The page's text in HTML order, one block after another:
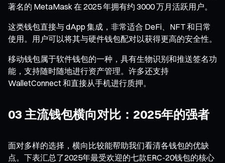
著名的 MetaMask 在 2025 年拥有约 3000 万月活跃用户。
这类钱包直接与 dApp 集成，非常适合 DeFi、NFT 和日常
使用。用户可以将其与硬件钱包配对以获得更高的安全性。
移动钱包属于软件钱包的一种，具有生物识别和推送签名功
能，支持随时随地进行资产管理。许多还支持
WalletConnect 和直接从手机进行质押。
03 主流钱包横向对比：2025年的强者
面对多样的选择，横向比较能帮助我们看清各钱包的优缺
点。下表汇总了2025年最受欢迎的七款ERC-20钱包的核心